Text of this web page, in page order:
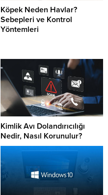
Köpek Neden Havlar?
Sebepleri ve Kontrol
Yöntemleri
Kimlik Avı Dolandırıcılığı
Nedir, Nasıl Korunulur?